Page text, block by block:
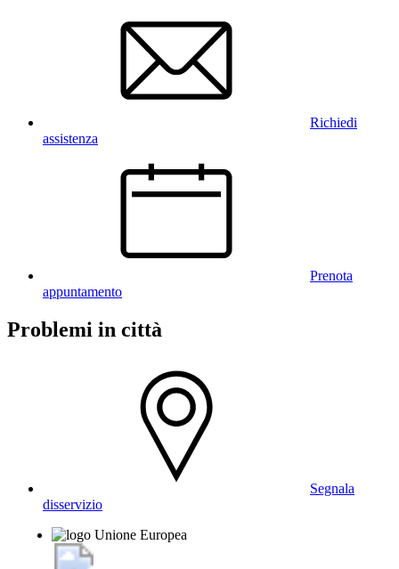
Richiedi
assistenza
Prenota
appuntamento
Problemi in città
Segnala
disservizio